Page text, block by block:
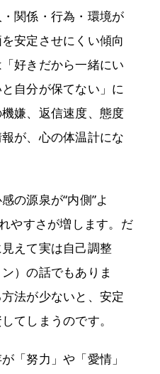
関係・行為・環境が
安定させにくい傾向
好きだから一緒にい
自分が保てない」に
嫌、返信速度、態度
が、心の体温計にな
の源泉が“内側”よ
やすさが増します。だ
えて実は自己調整
）の話でもありま
法が少ないと、安定
てしまうのです。
「努力」や「愛情」